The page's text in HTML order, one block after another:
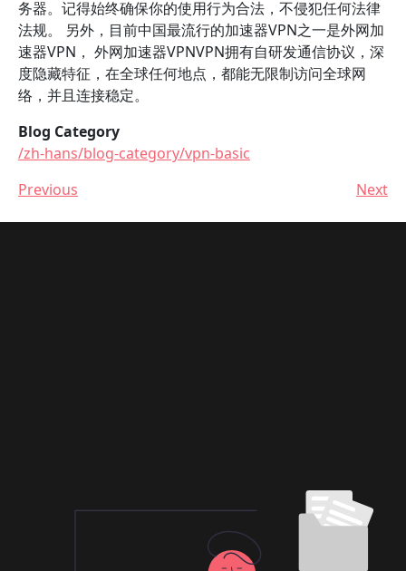
务器。记得始终确保你的使用行为合法，不侵犯任何法律
法规。 另外，目前中国最流行的加速器VPN之一是外网加
速器VPN， 外网加速器VPNVPN拥有自研发通信协议，深
度隐藏特征，在全球任何地点，都能无限制访问全球网
络，并且连接稳定。
Blog Category
/zh-hans/blog-category/vpn-basic
Previous
Next